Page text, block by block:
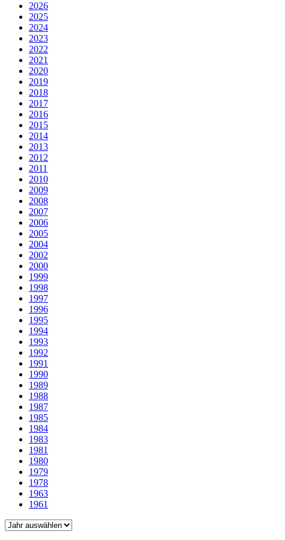
2026
2025
2024
2023
2022
2021
2020
2019
2018
2017
2016
2015
2014
2013
2012
2011
2010
2009
2008
2007
2006
2005
2004
2002
2000
1999
1998
1997
1996
1995
1994
1993
1992
1991
1990
1989
1988
1987
1985
1984
1983
1981
1980
1979
1978
1963
1961